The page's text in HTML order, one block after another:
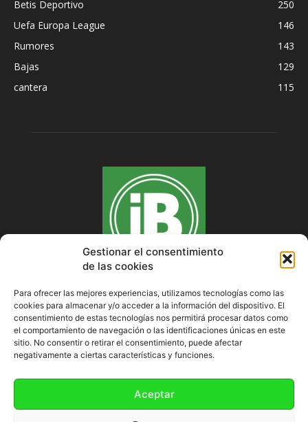
Gestionar el consentimiento
de las cookies
Para ofrecer las mejores experiencias, utilizamos tecnologías como las
cookies para almacenar y/o acceder a la información del dispositivo. El
consentimiento de estas tecnologías nos permitirá procesar datos como
el comportamiento de navegación o las identificaciones únicas en este
sitio. No consentir o retirar el consentimiento, puede afectar
negativamente a ciertas características y funciones.
Aceptar
Betis Deportivo
250
Uefa Europa League
146
Rumores
143
Bajas
129
cantera
115
SOBRE NOSOTROS